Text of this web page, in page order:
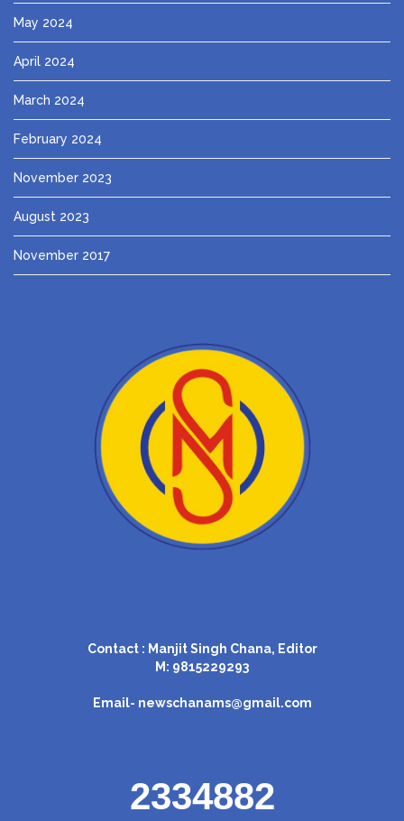
May 2024
April 2024
March 2024
February 2024
November 2023
August 2023
November 2017
Contact : Manjit Singh Chana, Editor
M: 9815229293
Email- newschanams@gmail.com
2334882